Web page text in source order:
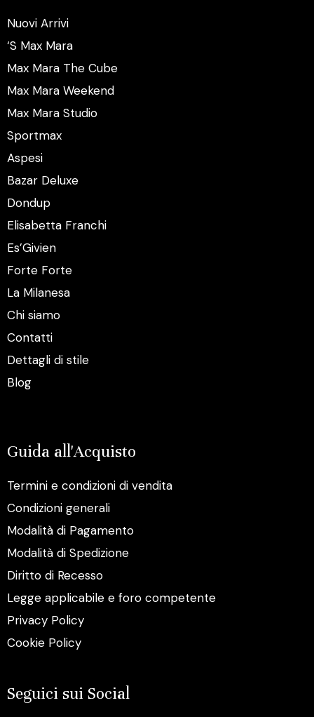
Nuovi Arrivi
‘S Max Mara
Max Mara The Cube
Max Mara Weekend
Max Mara Studio
Sportmax
Aspesi
Bazar Deluxe
Dondup
Elisabetta Franchi
Es’Givien
Forte Forte
La Milanesa
Chi siamo
Contatti
Dettagli di stile
Blog
Guida all'Acquisto
Termini e condizioni di vendita
Condizioni generali
Modalità di Pagamento
Modalità di Spedizione
Diritto di Recesso
Legge applicabile e foro competente
Privacy Policy
Cookie Policy
Seguici sui Social